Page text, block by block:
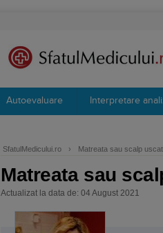
Autoevaluare Interpretare
SfatulMedicului.ro › Matreata sau scalp
Matreata sau
Actualizat la data de: 04 August 2021